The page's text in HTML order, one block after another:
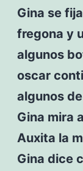
Gina se
fregona y
algunos
oscar
algunos
Gina mira
Auxita la
Gina dice